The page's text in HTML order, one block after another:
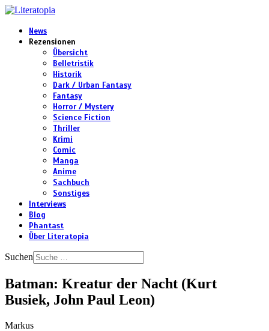
News
Rezensionen
Übersicht
Belletristik
Historik
Dark / Urban Fantasy
Fantasy
Horror / Mystery
Science Fiction
Thriller
Krimi
Comic
Manga
Anime
Sachbuch
Sonstiges
Interviews
Blog
Phantast
Über Literatopia
Suchen
Batman: Kreatur der Nacht (Kurt
Busiek, John Paul Leon)
Markus